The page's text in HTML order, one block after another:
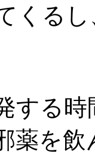
くる
する
薬を